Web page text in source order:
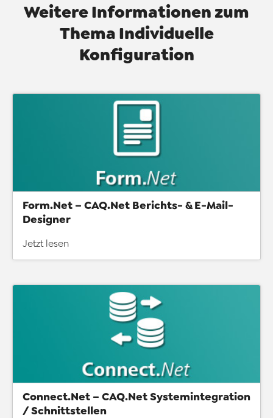
Weitere Informationen zum
Thema Individuelle
Konfiguration
Form.Net – CAQ.Net Berichts- & E-Mail-
Designer
Jetzt lesen
Connect.Net – CAQ.Net Systemintegration
/ Schnittstellen